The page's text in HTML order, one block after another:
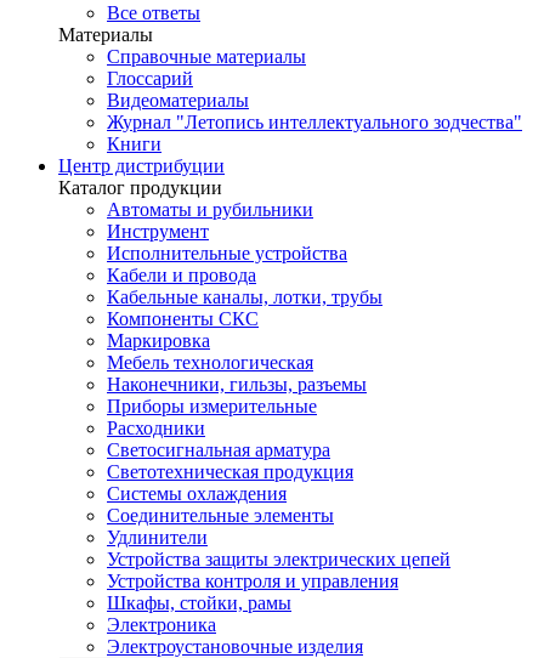
Все ответы
Материалы
Справочные материалы
Глоссарий
Видеоматериалы
Журнал "Летопись интеллектуального зодчества"
Книги
Центр дистрибуции
Каталог продукции
Автоматы и рубильники
Инструмент
Исполнительные устройства
Кабели и провода
Кабельные каналы, лотки, трубы
Компоненты СКС
Маркировка
Мебель технологическая
Наконечники, гильзы, разъемы
Приборы измерительные
Расходники
Светосигнальная арматура
Светотехническая продукция
Системы охлаждения
Соединительные элементы
Удлинители
Устройства защиты электрических цепей
Устройства контроля и управления
Шкафы, стойки, рамы
Электроника
Электроустановочные изделия